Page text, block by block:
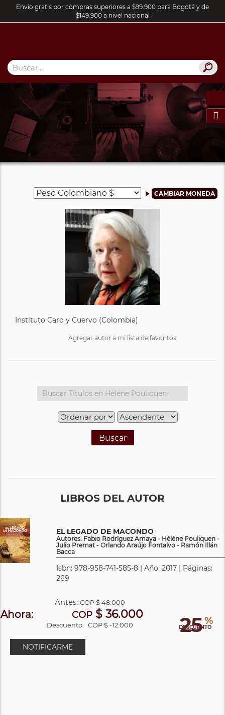
Envío gratis por compras superiores a $99.900 para Bogotá y de
$149.900 a nivel nacional

Instituto Caro y Cuervo (Colombia)
Agregar autor a mi lista de favoritos
Buscar
LIBROS DEL AUTOR
EL LEGADO DE MACONDO
Autores: Fabio Rodríguez Amaya - Héléne Pouliquen -
Julio Premat - Orlando Araújo Fontalvo - Ramón Illán
Bacca
Isbn: 978-958-741-585-8 | Año: 2017 | Páginas:
269
25 %
DESCUENTO
Antes:COP$ 48.000
Ahora: COP $ 36.000
Descuento: COP $ -12.000
NOTIFICARME